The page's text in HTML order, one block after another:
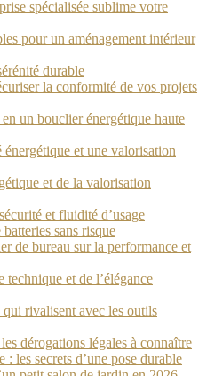
spécialisée sublime votre
pour un aménagement intérieur
durable
la conformité de vos projets
un bouclier énergétique haute
et une valorisation
et de la valorisation
et fluidité d’usage
sans risque
de bureau sur la performance et
technique et de l’élégance
rivalisent avec les outils
dérogations légales à connaître
les secrets d’une pose durable